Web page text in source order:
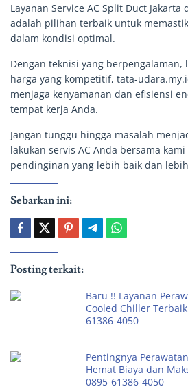
Layanan Service AC Split Duct
adalah pilihan terbaik untuk
dalam kondisi optimal.
Dengan teknisi yang berpengalaman,
harga yang kompetitif, tata-
menjaga kenyamanan dan efisiensi
tempat kerja Anda.
Jangan tunggu hingga masalah
lakukan servis AC Anda bersama
pendinginan yang lebih baik dan
Sebarkan ini:
Posting terkait:
Baru !! Layanan
Cooled Chiller
61386-4050
Pentingnya
Hemat Biaya dan
0895-61386-4050